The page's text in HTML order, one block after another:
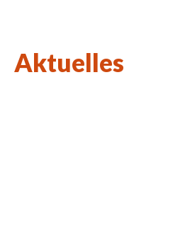
Aktuelles
Wort des Lebens